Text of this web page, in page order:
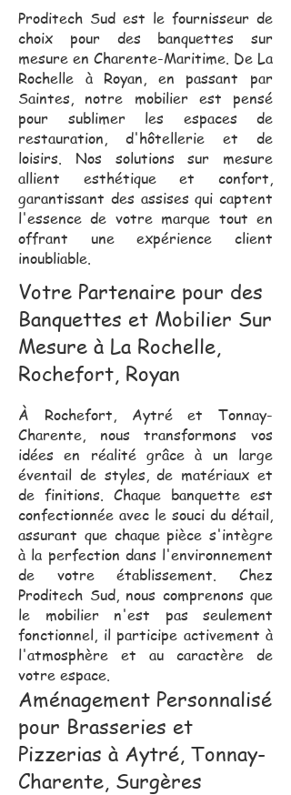
Proditech Sud est le fournisseur de
choix pour des banquettes sur
mesure en Charente-Maritime. De La
Rochelle à Royan, en passant par
Saintes, notre mobilier est pensé
pour sublimer les espaces de
restauration, d'hôtellerie et de
loisirs. Nos solutions sur mesure
allient esthétique et confort,
garantissant des assises qui captent
l'essence de votre marque tout en
offrant une expérience client
inoubliable.
Votre Partenaire pour des
Banquettes et Mobilier Sur
Mesure à La Rochelle,
Rochefort, Royan
À Rochefort, Aytré et Tonnay-
Charente, nous transformons vos
idées en réalité grâce à un large
éventail de styles, de matériaux et
de finitions. Chaque banquette est
confectionnée avec le souci du détail,
assurant que chaque pièce s'intègre
à la perfection dans l'environnement
de votre établissement. Chez
Proditech Sud, nous comprenons que
le mobilier n'est pas seulement
fonctionnel, il participe activement à
l'atmosphère et au caractère de
votre espace.
Aménagement Personnalisé
pour Brasseries et
Pizzerias à Aytré, Tonnay-
Charente, Surgères